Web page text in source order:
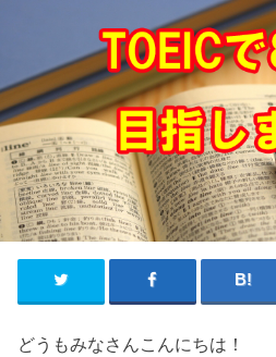
どうもみなさんこんにちは！